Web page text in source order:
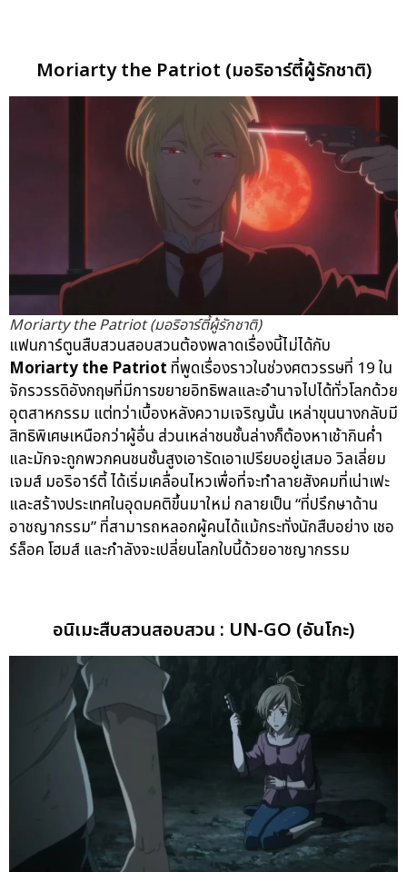
Moriarty the Patriot (มอริอาร์ตี้ผู้รักชาติ)
Moriarty the Patriot (มอริอาร์ตี้ผู้รักชาติ)
แฟนการ์ตูนสืบสวนสอบสวนต้องพลาดเรื่องนี้ไม่ได้กับ
Moriarty the Patriot ที่พูดเรื่องราวในช่วงศตวรรษที่ 19 ใน
จักรวรรดิอังกฤษที่มีการขยายอิทธิพลและอำนาจไปได้ทั่วโลกด้วย
อุตสาหกรรม แต่ทว่าเบื้องหลังความเจริญนั้น เหล่าขุนนางกลับมี
สิทธิพิเศษเหนือกว่าผู้อื่น ส่วนเหล่าชนชั้นล่างก็ต้องหาเช้ากินค่ำ
และมักจะถูกพวกคนชนชั้นสูงเอารัดเอาเปรียบอยู่เสมอ วิลเลี่ยม
เจมส์ มอริอาร์ตี้ ได้เริ่มเคลื่อนไหวเพื่อที่จะทำลายสังคมที่เน่าเฟะ
และสร้างประเทศในอุดมคติขึ้นมาใหม่ กลายเป็น “ที่ปรึกษาด้าน
อาชญากรรม” ที่สามารถหลอกผู้คนได้แม้กระทั่งนักสืบอย่าง เชอ
ร์ล็อค โฮมส์ และกำลังจะเปลี่ยนโลกใบนี้ด้วยอาชญากรรม
อนิเมะสืบสวนสอบสวน : UN-GO (อันโกะ)